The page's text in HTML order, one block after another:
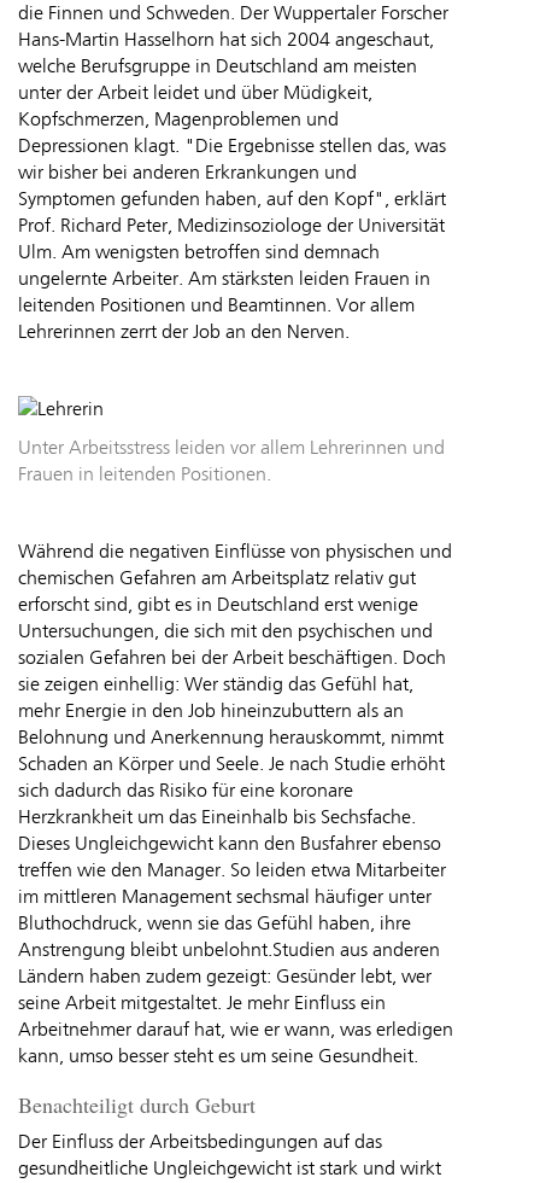
die Finnen und Schweden. Der Wuppertaler Forscher
Hans-Martin Hasselhorn hat sich 2004 angeschaut,
welche Berufsgruppe in Deutschland am meisten
unter der Arbeit leidet und über Müdigkeit,
Kopfschmerzen, Magenproblemen und
Depressionen klagt. "Die Ergebnisse stellen das, was
wir bisher bei anderen Erkrankungen und
Symptomen gefunden haben, auf den Kopf", erklärt
Prof. Richard Peter, Medizinsoziologe der Universität
Ulm. Am wenigsten betroffen sind demnach
ungelernte Arbeiter. Am stärksten leiden Frauen in
leitenden Positionen und Beamtinnen. Vor allem
Lehrerinnen zerrt der Job an den Nerven.
Unter Arbeitsstress leiden vor allem Lehrerinnen und
Frauen in leitenden Positionen.
Während die negativen Einflüsse von physischen und
chemischen Gefahren am Arbeitsplatz relativ gut
erforscht sind, gibt es in Deutschland erst wenige
Untersuchungen, die sich mit den psychischen und
sozialen Gefahren bei der Arbeit beschäftigen. Doch
sie zeigen einhellig: Wer ständig das Gefühl hat,
mehr Energie in den Job hineinzubuttern als an
Belohnung und Anerkennung herauskommt, nimmt
Schaden an Körper und Seele. Je nach Studie erhöht
sich dadurch das Risiko für eine koronare
Herzkrankheit um das Eineinhalb bis Sechsfache.
Dieses Ungleichgewicht kann den Busfahrer ebenso
treffen wie den Manager. So leiden etwa Mitarbeiter
im mittleren Management sechsmal häufiger unter
Bluthochdruck, wenn sie das Gefühl haben, ihre
Anstrengung bleibt unbelohnt.Studien aus anderen
Ländern haben zudem gezeigt: Gesünder lebt, wer
seine Arbeit mitgestaltet. Je mehr Einfluss ein
Arbeitnehmer darauf hat, wie er wann, was erledigen
kann, umso besser steht es um seine Gesundheit.
Benachteiligt durch Geburt
Der Einfluss der Arbeitsbedingungen auf das
gesundheitliche Ungleichgewicht ist stark und wirkt